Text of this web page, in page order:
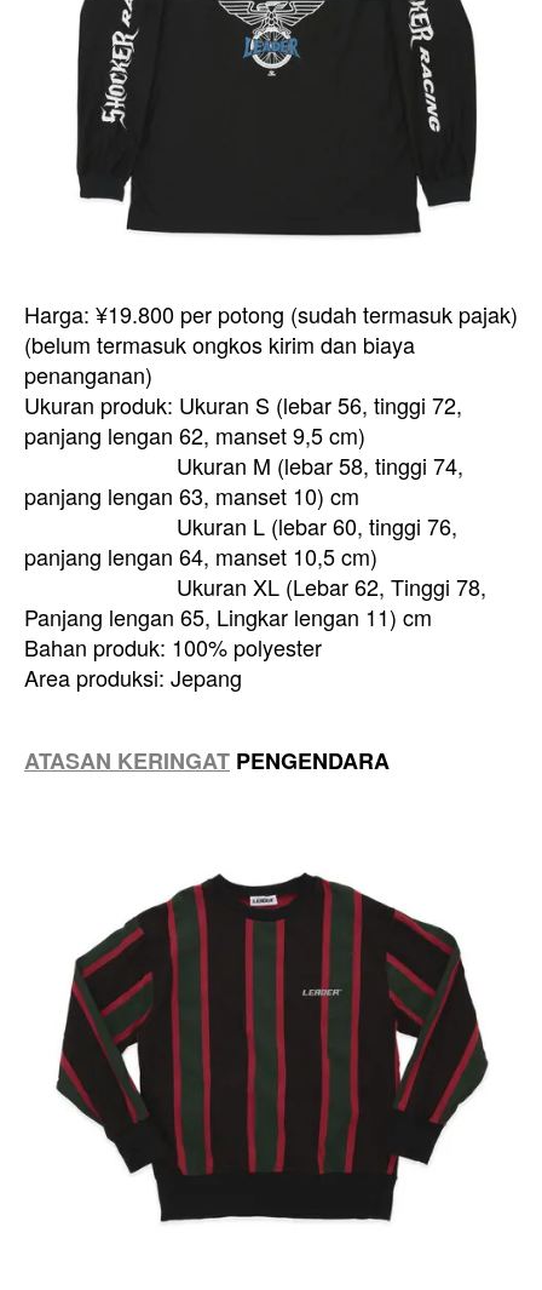
Harga: ¥19.800 per potong (sudah termasuk pajak)
(belum termasuk ongkos kirim dan biaya
penanganan)
Ukuran produk: Ukuran S (lebar 56, tinggi 72,
panjang lengan 62, manset 9,5 cm)
Ukuran M (lebar 58, tinggi 74,
panjang lengan 63, manset 10) cm
Ukuran L (lebar 60, tinggi 76,
panjang lengan 64, manset 10,5 cm)
Ukuran XL (Lebar 62, Tinggi 78,
Panjang lengan 65, Lingkar lengan 11) cm
Bahan produk: 100% polyester
Area produksi: Jepang
ATASAN KERINGAT PENGENDARA